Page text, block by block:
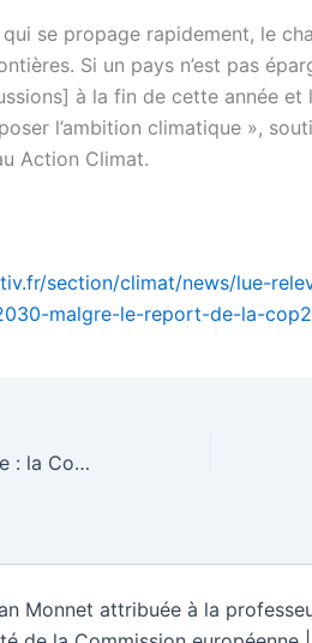
se propage rapidement, le
Si un pays n’est pas
à la fin de cette année et
l’ambition climatique »,
Action Climat.
section/climat/news/lue-
malgre-le-report-de-la-
Covid-19 : Une premiere : la Commission encourage les État à contrôler les IDE – latribune.fr
Monnet attribuée à la